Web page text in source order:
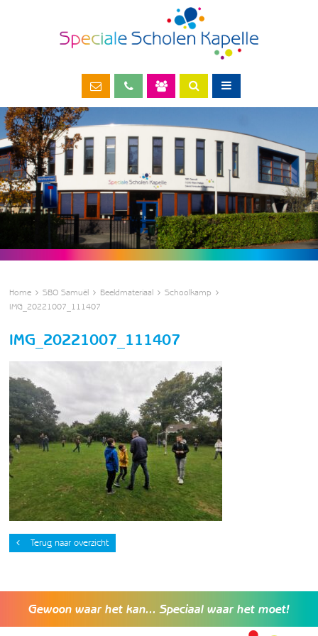
Home SBO Samuël Beeldmateriaal
Schoolkamp
IMG_20221007_111407
IMG_20221007_111407
Terug naar overzicht
Gewoon waar het kan... Speciaal waar het moet!